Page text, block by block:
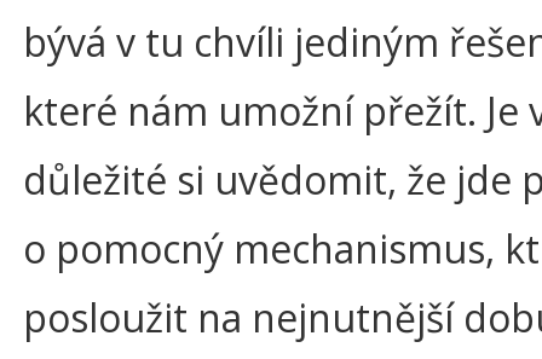
bývá v tu chvíli jediným
které nám umožní přežít. Je
důležité si uvědomit, že jde
o pomocný mechanismus,
posloužit na nejnutnější